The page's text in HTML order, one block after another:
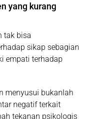
yang kurang
tak bisa
sikap sebagian
empati terhadap
menyusui bukanlah
negatif terkait
tekanan psikologis